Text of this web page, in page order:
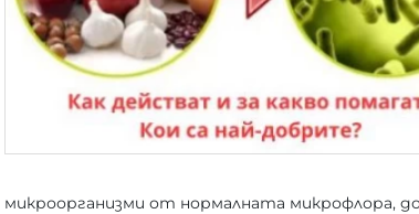
микроорганизми от нормалната микрофлора,